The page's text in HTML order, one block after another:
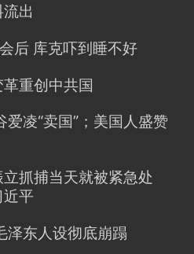
出
后 库克吓到睡不好
重创中共国
凌“卖国”；美国人盛赞
抓捕当天就被紧急处
近平
泽东人设彻底崩蹋